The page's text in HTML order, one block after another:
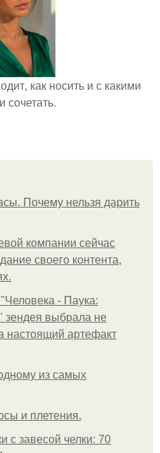
как носить и с какими
сочетать.
Почему нельзя дарить
компании сейчас
своего контента,
- Паука:
выбрала не
настоящий артефакт
из самых
и плетения.
с завесой челки: 70